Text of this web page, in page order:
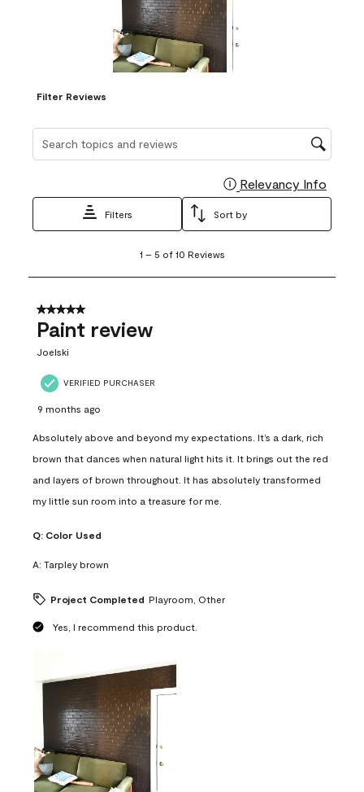
Filter Reviews
Relevancy Info
Filters Sort by
5
10
Reviews
1 – 5 of 10 Reviews
5 out of 5 stars.
Paint review
Joelski
VERIFIED PURCHASER
9 months ago
Absolutely above and beyond my expectations. It’s a dark, rich
brown that dances when natural light hits it. It brings out the red
and layers of brown throughout. It has absolutely transformed
my little sun room into a treasure for me.
Q: Color Used
A: Tarpley brown
Project Completed Playroom, Other
Yes, I recommend this product.